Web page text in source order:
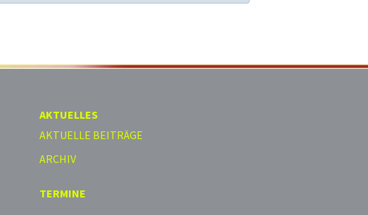
AKTUELLES
AKTUELLE BEITRÄGE
ARCHIV
TERMINE